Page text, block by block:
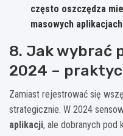
często oszczędza
masowych
8. Jak wybrać
2024 –
Zamiast rejestrować się
strategicznie. W 2024
aplikacji, ale dobranych pod